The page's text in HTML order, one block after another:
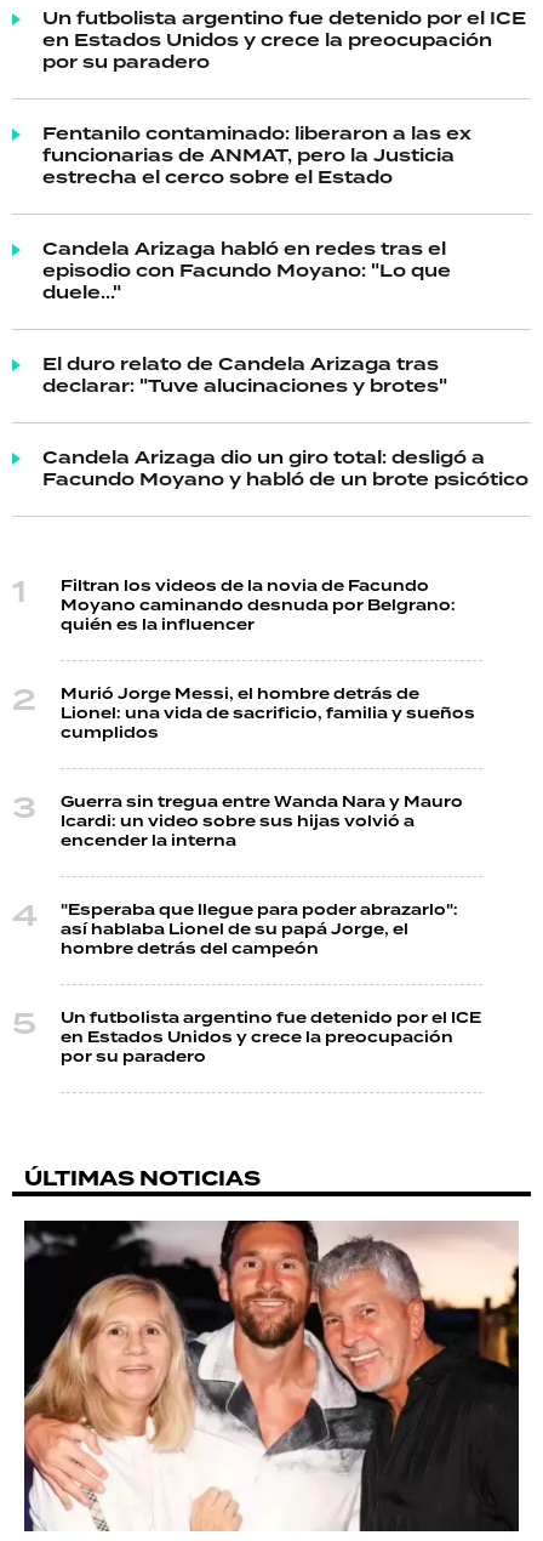
Un futbolista argentino fue detenido por el ICE
en Estados Unidos y crece la preocupación
por su paradero
Fentanilo contaminado: liberaron a las ex
funcionarias de ANMAT, pero la Justicia
estrecha el cerco sobre el Estado
Candela Arizaga habló en redes tras el
episodio con Facundo Moyano: "Lo que
duele..."
El duro relato de Candela Arizaga tras
declarar: "Tuve alucinaciones y brotes"
Candela Arizaga dio un giro total: desligó a
Facundo Moyano y habló de un brote psicótico
Filtran los videos de la novia de Facundo
Moyano caminando desnuda por Belgrano:
quién es la influencer
Murió Jorge Messi, el hombre detrás de
Lionel: una vida de sacrificio, familia y sueños
cumplidos
Guerra sin tregua entre Wanda Nara y Mauro
Icardi: un video sobre sus hijas volvió a
encender la interna
"Esperaba que llegue para poder abrazarlo":
así hablaba Lionel de su papá Jorge, el
hombre detrás del campeón
Un futbolista argentino fue detenido por el ICE
en Estados Unidos y crece la preocupación
por su paradero
ÚLTIMAS NOTICIAS